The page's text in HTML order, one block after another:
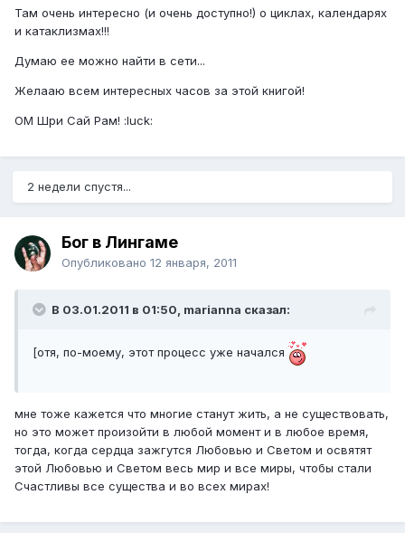
Там очень интересно (и очень доступно!) о циклах, календарях
и катаклизмах!!!
Думаю ее можно найти в сети...
Желааю всем интересных часов за этой книгой!
ОМ Шри Сай Рам! :luck:
2 недели спустя...
Бог в Лингаме
Опубликовано 12 января, 2011
В 03.01.2011 в 01:50, marianna сказал:
[отя, по-моему, этот процесс уже начался
мне тоже кажется что многие станут жить, а не существовать,
но это может произойти в любой момент и в любое время,
тогда, когда сердца зажгутся Любовью и Светом и освятят
этой Любовью и Светом весь мир и все миры, чтобы стали
Счастливы все существа и во всех мирах!